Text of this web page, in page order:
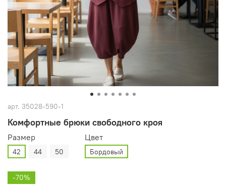
арт. 35028-590-1
Комфортные брюки свободного кроя
Размер
42 44 50
Цвет
Бордовый
-70%